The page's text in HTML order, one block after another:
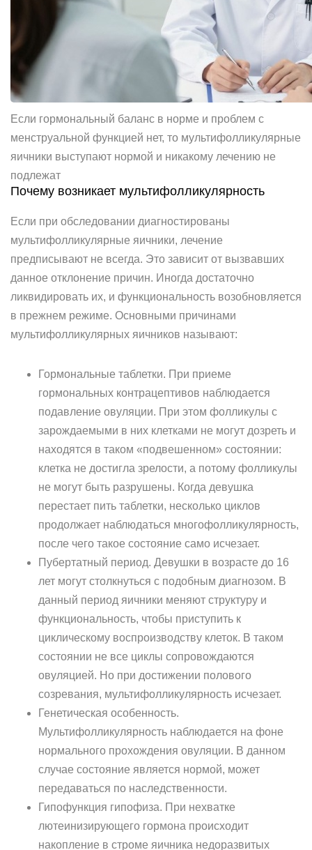
Если гормональный баланс в норме и проблем с
менструальной функцией нет, то мультифолликулярные
яичники выступают нормой и никакому лечению не
подлежат
Почему возникает мультифолликулярность
Если при обследовании диагностированы
мультифолликулярные яичники, лечение
предписывают не всегда. Это зависит от вызвавших
данное отклонение причин. Иногда достаточно
ликвидировать их, и функциональность возобновляется
в прежнем режиме. Основными причинами
мультифолликулярных яичников называют:
Гормональные таблетки. При приеме
гормональных контрацептивов наблюдается
подавление овуляции. При этом фолликулы с
зарождаемыми в них клетками не могут дозреть и
находятся в таком «подвешенном» состоянии:
клетка не достигла зрелости, а потому фолликулы
не могут быть разрушены. Когда девушка
перестает пить таблетки, несколько циклов
продолжает наблюдаться многофолликулярность,
после чего такое состояние само исчезает.
Пубертатный период. Девушки в возрасте до 16
лет могут столкнуться с подобным диагнозом. В
данный период яичники меняют структуру и
функциональность, чтобы приступить к
циклическому воспроизводству клеток. В таком
состоянии не все циклы сопровождаются
овуляцией. Но при достижении полового
созревания, мультифолликулярность исчезает.
Генетическая особенность.
Мультифолликулярность наблюдается на фоне
нормального прохождения овуляции. В данном
случае состояние является нормой, может
передаваться по наследственности.
Гипофункция гипофиза. При нехватке
лютеинизирующего гормона происходит
накопление в строме яичника недоразвитых